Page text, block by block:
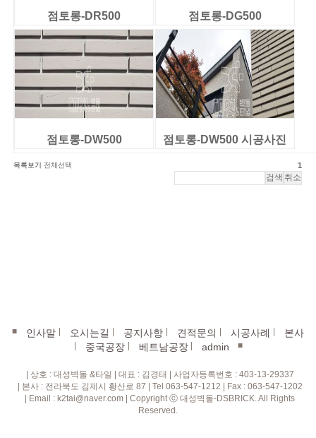
점토롱-DR500 점토롱-DG500
점토롱-DW500 점토롱-DW500 시공사진
목록보기 전체선택 1
■ 인사말 | 오시는길 | 공지사항 | 견적문의 | 시공사례 | 본사
| 중국공장 | 베트남공장| admin ■
| 상호 : 대성벽돌 &타일 | 대표 : 김경태 | 사업자등록번호 : 403-13-29337
| 본사 : 전라북도 김제시 황산로 87 | Tel 063-547-1212 | Fax : 063-547-1202
| Email : k2tai@naver.com | Copyright ⓒ 대성벽돌-DSBRICK. All Rights
Reserved.